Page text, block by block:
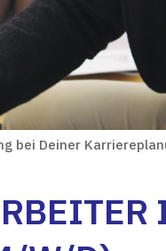
bei Deiner